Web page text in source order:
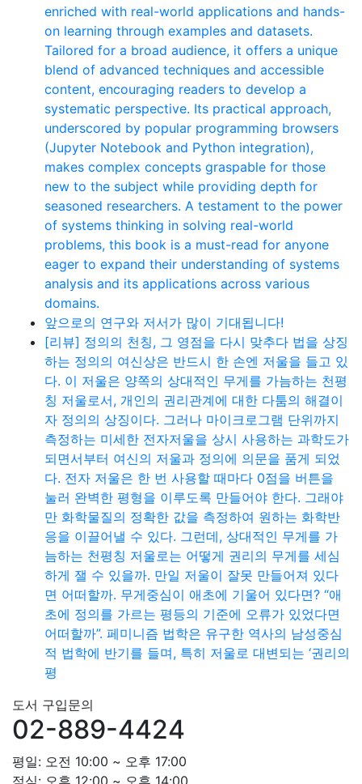
enriched with real-world applications and hands-
on learning through examples and datasets.
Tailored for a broad audience, it offers a unique
blend of advanced techniques and accessible
content, encouraging readers to develop a
systematic perspective. Its practical approach,
underscored by popular programming browsers
(Jupyter Notebook and Python integration),
makes complex concepts graspable for those
new to the subject while providing depth for
seasoned researchers. A testament to the power
of systems thinking in solving real-world
problems, this book is a must-read for anyone
eager to expand their understanding of systems
analysis and its applications across various
domains.
앞으로의 연구와 저서가 많이 기대됩니다!
[리뷰] 정의의 천칭, 그 영점을 다시 맞추다 법을 상징
하는 정의의 여신상은 반드시 한 손엔 저울을 들고 있
다. 이 저울은 양쪽의 상대적인 무게를 가늠하는 천평
칭 저울로서, 개인의 권리관계에 대한 다툼의 해결이
자 정의의 상징이다. 그러나 마이크로그램 단위까지
측정하는 미세한 전자저울을 상시 사용하는 과학도가
되면서부터 여신의 저울과 정의에 의문을 품게 되었
다. 전자 저울은 한 번 사용할 때마다 0점을 버튼을
눌러 완벽한 평형을 이루도록 만들어야 한다. 그래야
만 화학물질의 정확한 값을 측정하여 원하는 화학반
응을 이끌어낼 수 있다. 그런데, 상대적인 무게를 가
늠하는 천평칭 저울로는 어떻게 권리의 무게를 세심
하게 잴 수 있을까. 만일 저울이 잘못 만들어져 있다
면 어떠할까. 무게중심이 애초에 기울어 있다면? “애
초에 정의를 가르는 평등의 기준에 오류가 있었다면
어떠할까”. 페미니즘 법학은 유구한 역사의 남성중심
적 법학에 반기를 들며, 특히 저울로 대변되는 ‘권리의
평
도서 구입문의
02-889-4424
평일: 오전 10:00 ~ 오후 17:00
점심: 오후 12:00 ~ 오후 14:00